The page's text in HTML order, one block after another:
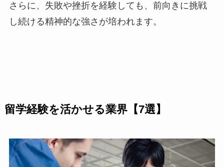
さらに、失敗や挫折を経験しても、前向きに挑戦
し続ける精神的な強さが培われます。
留学経験を活かせる業界【7選】